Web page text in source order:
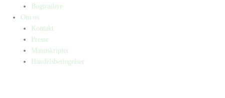
Bogtrailere
Om os
Kontakt
Presse
Manuskripter
Handelsbetingelser